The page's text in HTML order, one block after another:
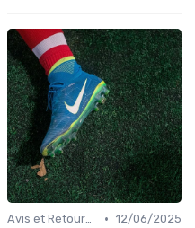
Avis et Retours Utilisateurs • 12/06/2025